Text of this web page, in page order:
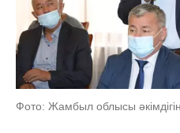
Фото: Жамбыл облысы